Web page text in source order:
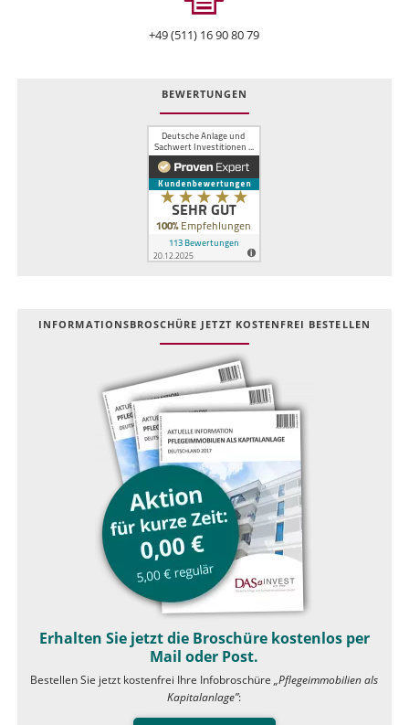
+49 (511) 16 90 80 79
BEWERTUNGEN
INFOR­MATIONS­BROSCHÜRE JETZT KOSTEN­FREI BESTELLEN
Erhalten Sie jetzt die Broschüre kostenlos per
Mail oder Post.
Bestellen Sie jetzt kostenfrei Ihre Infobroschüre„Pflegeimmobilien als
Kapitalanlage”: